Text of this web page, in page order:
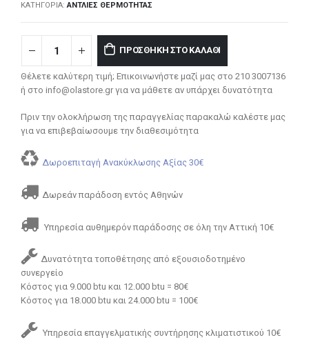
ΚΑΤΗΓΟΡΊΑ:ΑΝΤΛΊΕΣ ΘΕΡΜΌΤΗΤΑΣ
ΠΡΟΣΘΉΚΗ ΣΤΟ ΚΑΛΆΘΙ
Θέλετε καλύτερη τιμή; Επικοινωνήστε μαζί μας στο 210 3007136
ή στο info@olastore.gr για να μάθετε αν υπάρχει δυνατότητα
Πριν την ολοκλήρωση της παραγγελίας παρακαλώ καλέστε μας
για να επιβεβαίωσουμε την διαθεσιμότητα
Δωροεπιταγή Ανακύκλωσης Αξίας 30€
Δωρεάν παράδοση εντός Αθηνών
Υπηρεσία αυθημερόν παράδοσης σε όλη την Αττική 10€
Δυνατότητα τοποθέτησης από εξουσιοδοτημένο
συνεργείο
Κόστος για 9.000 btu και 12.000 btu = 80€
Κόστος για 18.000 btu και 24.000 btu = 100€
Υπηρεσία επαγγελματικής συντήρησης κλιματιστικού 10€